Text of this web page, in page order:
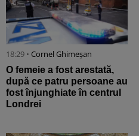
18:29 • Cornel Ghimeșan
O femeie a fost arestată,
după ce patru persoane au
fost înjunghiate în centrul
Londrei